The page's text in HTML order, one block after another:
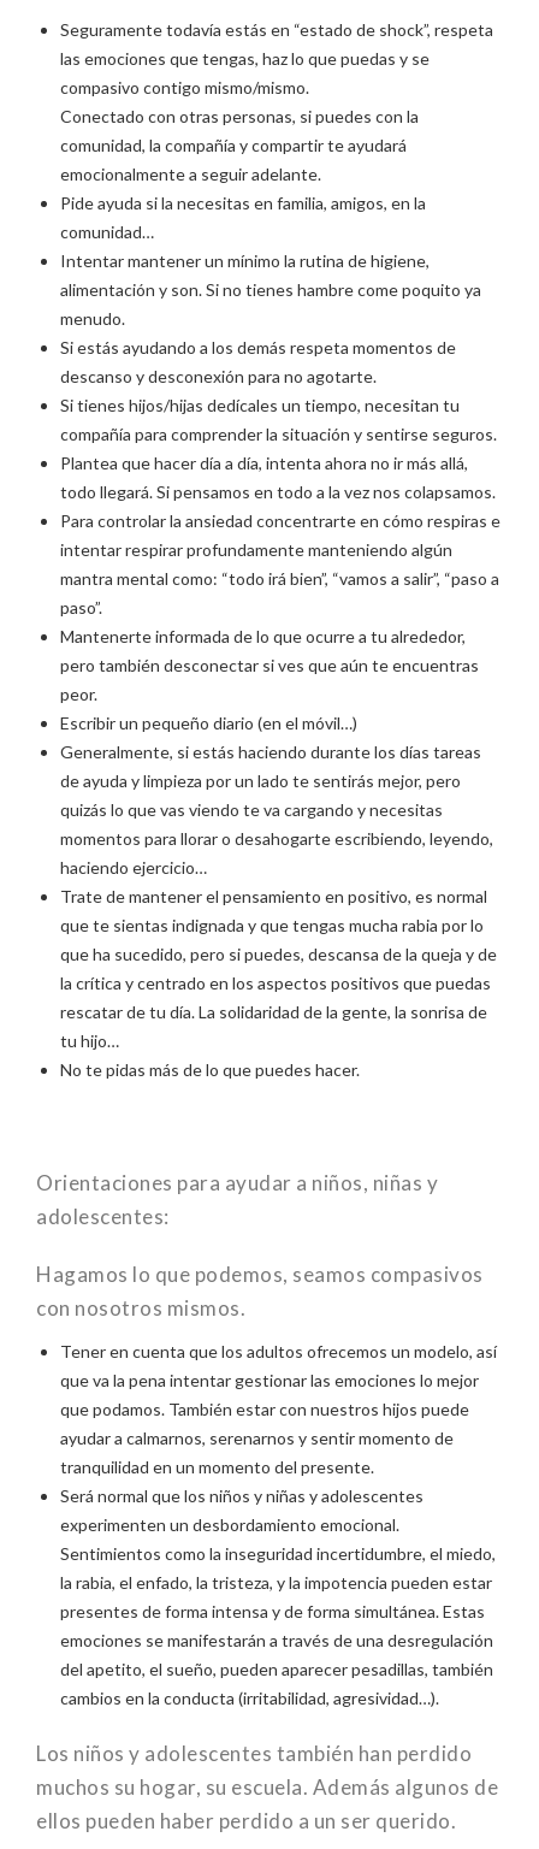
Seguramente todavía estás en “estado de shock”, respeta
las emociones que tengas, haz lo que puedas y se
compasivo contigo mismo/mismo.
Conectado con otras personas, si puedes con la
comunidad, la compañía y compartir te ayudará
emocionalmente a seguir adelante.
Pide ayuda si la necesitas en familia, amigos, en la
comunidad…
Intentar mantener un mínimo la rutina de higiene,
alimentación y son. Si no tienes hambre come poquito ya
menudo.
Si estás ayudando a los demás respeta momentos de
descanso y desconexión para no agotarte.
Si tienes hijos/hijas dedícales un tiempo, necesitan tu
compañía para comprender la situación y sentirse seguros.
Plantea que hacer día a día, intenta ahora no ir más allá,
todo llegará. Si pensamos en todo a la vez nos colapsamos.
Para controlar la ansiedad concentrarte en cómo respiras e
intentar respirar profundamente manteniendo algún
mantra mental como: “todo irá bien”, “vamos a salir”, “paso a
paso”.
Mantenerte informada de lo que ocurre a tu alrededor,
pero también desconectar si ves que aún te encuentras
peor.
Escribir un pequeño diario (en el móvil…)
Generalmente, si estás haciendo durante los días tareas
de ayuda y limpieza por un lado te sentirás mejor, pero
quizás lo que vas viendo te va cargando y necesitas
momentos para llorar o desahogarte escribiendo, leyendo,
haciendo ejercicio…
Trate de mantener el pensamiento en positivo, es normal
que te sientas indignada y que tengas mucha rabia por lo
que ha sucedido, pero si puedes, descansa de la queja y de
la crítica y centrado en los aspectos positivos que puedas
rescatar de tu día. La solidaridad de la gente, la sonrisa de
tu hijo…
No te pidas más de lo que puedes hacer.
Orientaciones para ayudar a niños, niñas y
adolescentes:
Hagamos lo que podemos, seamos compasivos
con nosotros mismos.
Tener en cuenta que los adultos ofrecemos un modelo, así
que va la pena intentar gestionar las emociones lo mejor
que podamos. También estar con nuestros hijos puede
ayudar a calmarnos, serenarnos y sentir momento de
tranquilidad en un momento del presente.
Será normal que los niños y niñas y adolescentes
experimenten un desbordamiento emocional.
Sentimientos como la inseguridad incertidumbre, el miedo,
la rabia, el enfado, la tristeza, y la impotencia pueden estar
presentes de forma intensa y de forma simultánea. Estas
emociones se manifestarán a través de una desregulación
del apetito, el sueño, pueden aparecer pesadillas, también
cambios en la conducta (irritabilidad, agresividad…).
Los niños y adolescentes también han perdido
muchos su hogar, su escuela. Además algunos de
ellos pueden haber perdido a un ser querido.